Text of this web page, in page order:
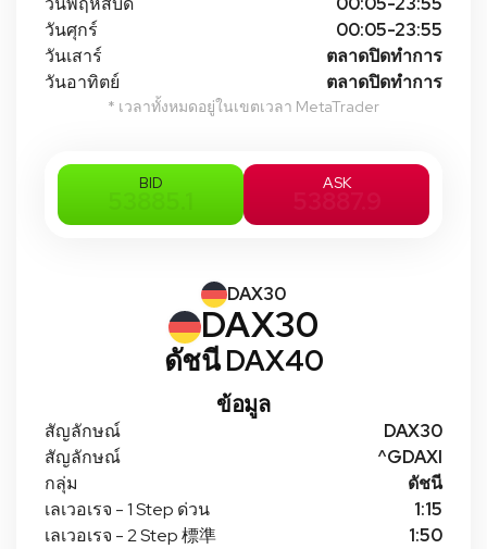
วันศุกร์
00:05-23:55
วันเสาร์
ตลาดปิดทําการ
วันอาทิตย์
ตลาดปิดทําการ
* เวลาทั้งหมดอยู่ในเขตเวลา MetaTrader
BID ASK
DAX30
DAX30
ดัชนี DAX40
ข้อมูล
สัญลักษณ์
DAX30
สัญลักษณ์
^GDAXI
กลุ่ม
ดัชนี
เลเวอเรจ - 1 Step ด่วน
1:15
เลเวอเรจ - 2 Step 標準
1:50